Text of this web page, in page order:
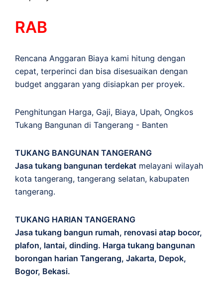
RAB
Rencana Anggaran Biaya kami hitung dengan
cepat, terperinci dan bisa disesuaikan dengan
budget anggaran yang disiapkan per proyek.
Penghitungan Harga, Gaji, Biaya, Upah, Ongkos
Tukang Bangunan di Tangerang - Banten
TUKANG BANGUNAN TANGERANG
Jasa tukang bangunan terdekat melayani wilayah
kota tangerang, tangerang selatan, kabupaten
tangerang.
TUKANG HARIAN TANGERANG
Jasa tukang bangun rumah, renovasi atap bocor,
plafon, lantai, dinding. Harga tukang bangunan
borongan harian Tangerang, Jakarta, Depok,
Bogor, Bekasi.